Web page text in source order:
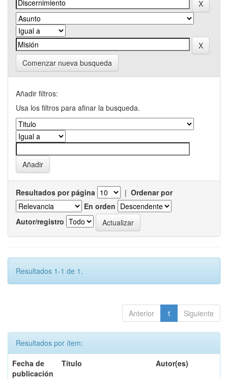
Comenzar nueva busqueda
Añadir filtros:
Usa los filtros para afinar la busqueda.
Resultados por página | Ordenar por
En orden
Autor/registro
Resultados 1-1 de 1.
Anterior 1 Siguiente
Resultados por ítem:
Fecha de
publicación
Título Autor(es)